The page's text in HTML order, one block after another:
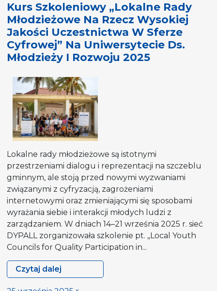
kierunku
społeczeństwa
bardziej
zorientowanego
na
–
wychodząc
od
znaczącego
zaangażowania
młodzieży”
Kurs Szkoleniowy „Lokalne Rady
Młodzieżowe Na Rzecz Wysokiej
Jakości Uczestnictwa W Sferze
Cyfrowej” Na Uniwersytecie Ds.
Młodzieży I Rozwoju 2025
Lokalne rady młodzieżowe są istotnymi
przestrzeniami dialogu i reprezentacji na szczeblu
gminnym, ale stoją przed nowymi wyzwaniami
związanymi z cyfryzacją, zagrożeniami
internetowymi oraz zmieniającymi się sposobami
wyrażania siebie i interakcji młodych ludzi z
zarządzaniem. W dniach 14–21 września 2025 r. sieć
DYPALL zorganizowała szkolenie pt. „Local Youth
Councils for Quality Participation in...
Czytaj dalej
Kurs